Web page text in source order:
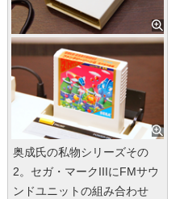
奥成氏の私物シリーズその
2。セガ・マークIIIにFMサウ
ンドユニットの組み合わせ